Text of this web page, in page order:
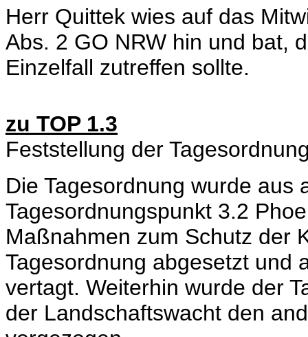
Herr Quittek wies auf das
Abs. 2 GO NRW hin und bat,
Einzelfall zutreffen sollte.
zu TOP 1.3
Feststellung der
Die Tagesordnung wurde aus
Tagesordnungspunkt 3.2
Maßnahmen zum Schutz der
Tagesordnung abgesetzt und
vertagt. Weiterhin wurde der
der Landschaftswacht den